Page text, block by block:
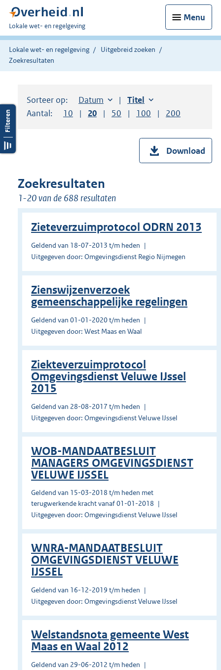
Menu
U
bent
hier:
Lokale wet- en regelgeving
Lokale wet- en regelgeving
Uitgebreid zoeken
Zoekresultaten
Sorteer op: Sorteer op:
Datum aflopendSorteer op:
Titel oplopend
Aantal:
Toon
10 resultaten per pagina
Toon
20 resultaten per pagina
Toon
50 resultaten per pagina
Toon
100 resultaten per
Toon
200
Download
Zoekresultaten
1-20 van de 688 resultaten
Zieteverzuimprotocol ODRN 2013
Geldend van 18-07-2013 t/m heden
Uitgegeven door: Omgevingsdienst Regio Nijmegen
Zienswijzenverzoek
gemeenschappelijke regelingen
Geldend van 01-01-2020 t/m heden
Uitgegeven door: West Maas en Waal
Ziekteverzuimprotocol
Omgevingsdienst Veluwe IJssel
2015
Geldend van 28-08-2017 t/m heden
Uitgegeven door: Omgevingsdienst Veluwe IJssel
WOB-MANDAATBESLUIT
MANAGERS OMGEVINGSDIENST
VELUWE IJSSEL
Geldend van 15-03-2018 t/m heden met
terugwerkende kracht vanaf 01-01-2018
Uitgegeven door: Omgevingsdienst Veluwe IJssel
WNRA-MANDAATBESLUIT
OMGEVINGSDIENST VELUWE
IJSSEL
Geldend van 16-12-2019 t/m heden
Uitgegeven door: Omgevingsdienst Veluwe IJssel
Welstandsnota gemeente West
Maas en Waal 2012
Geldend van 29-06-2012 t/m heden